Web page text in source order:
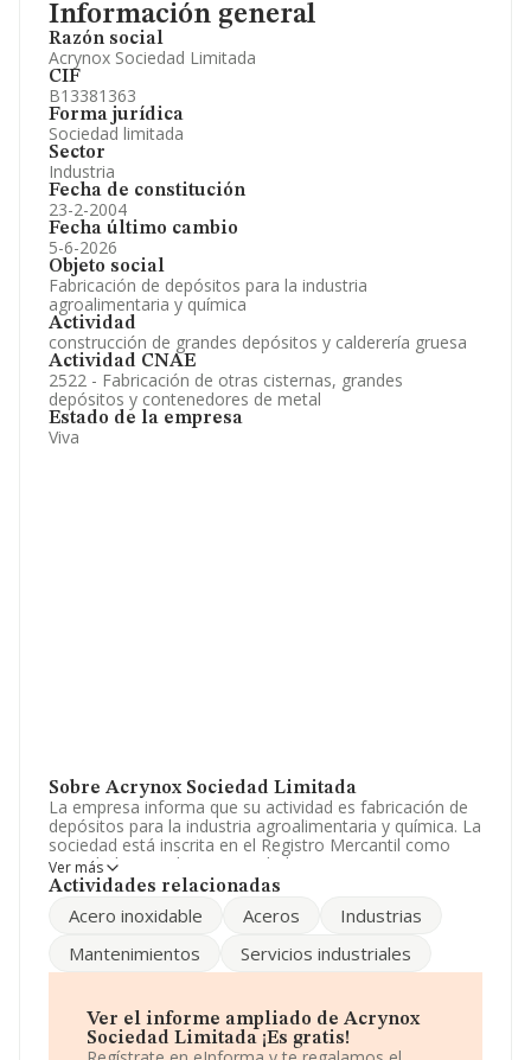
Información general
Razón social
Acrynox Sociedad Limitada
CIF
B13381363
Forma jurídica
Sociedad limitada
Sector
Industria
Fecha de constitución
23-2-2004
Fecha último cambio
5-6-2026
Objeto social
Fabricación de depósitos para la industria
agroalimentaria y química
Actividad
construcción de grandes depósitos y calderería gruesa
Actividad CNAE
2522 - Fabricación de otras cisternas, grandes
depósitos y contenedores de metal
Estado de la empresa
Viva
Sobre Acrynox Sociedad Limitada
La empresa informa que su actividad es fabricación de
depósitos para la industria agroalimentaria y química. La
sociedad está inscrita en el Registro Mercantil como
Sociedad Limitada. Su actividad CNAE es '%cnae%' con
código 2522. La empresa opera en el mercado de las
empleados y atendiendo a los datos disponibles en
INFORMA, ese número ha estado por encima de la
Dentro del ranking de empresas elaborado por
INFORMA, atendiendo a los niveles de facturación,
Ver más
Actividades relacionadas
Acero inoxidable Aceros
Industrias
Mantenimientos
Servicios industriales
Ver el informe ampliado de Acrynox
Sociedad Limitada ¡Es gratis!